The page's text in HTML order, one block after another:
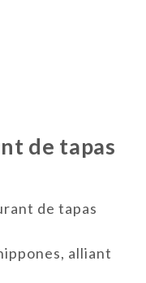
de tapas
de tapas
alliant